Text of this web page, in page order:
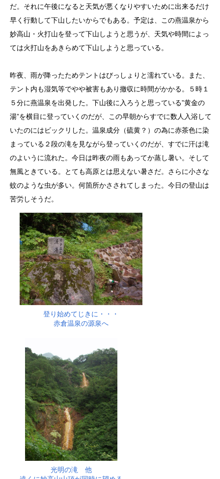
だ。それに午後になると天気が悪くなりやすいために出来るだけ
早く行動して下山したいからでもある。予定は、この燕温泉から
妙高山・火打山を登って下山しようと思うが、天気や時間によっ
ては火打山をあきらめて下山しようと思っている。
昨夜、雨が降ったためテントはびっしょりと濡れている。また、
テント内も湿気等でやや被害もあり撤収に時間がかかる。５時１
５分に燕温泉を出発した。下山後に入ろうと思っている”黄金の
湯”を横目に登っていくのだが、この早朝からすでに数人入浴して
いたのにはビックリした。温泉成分（硫黄？）の為に赤茶色に染
まっている２段の滝を見ながら登っていくのだが、すでに汗は滝
のよいうに流れた。今日は昨夜の雨もあってか蒸し暑い。そして
無風ときている。とても高原とは思えない暑さだ。さらに小さな
蚊のような虫が多い。何箇所かさされてしまった。今日の登山は
苦労しそうだ。
登り始めてじきに・・・
赤倉温泉の源泉へ
光明の滝 他